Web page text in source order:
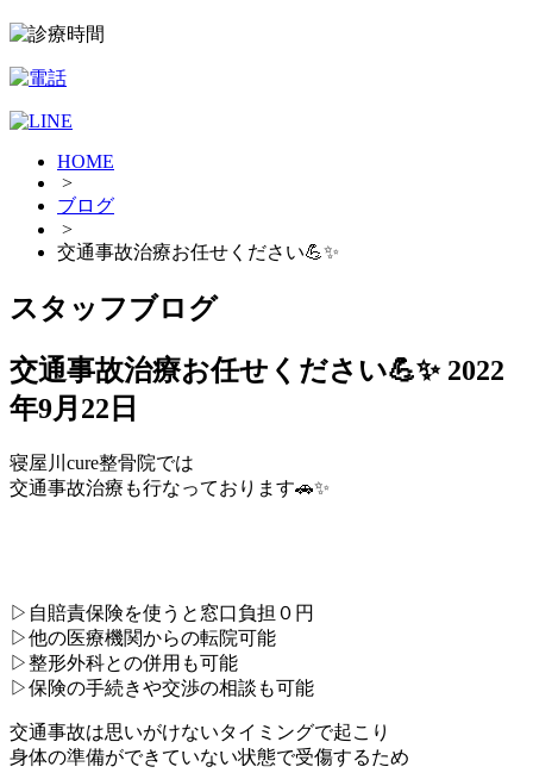
HOME
>
ブログ
>
交通事故治療お任せください💪✨
スタッフブログ
交通事故治療お任せください💪✨ 2022
年9月22日
寝屋川cure整骨院では
交通事故治療も行なっております🚗✨
▷自賠責保険を使うと窓口負担０円
▷他の医療機関からの転院可能
▷整形外科との併用も可能
▷保険の手続きや交渉の相談も可能
交通事故は思いがけないタイミングで起こり
身体の準備ができていない状態で受傷するため